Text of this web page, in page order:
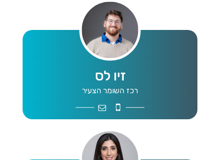
זיו לס
רכז השומר הצעיר
0544220098
ziv.l@shmerhtz.org.il